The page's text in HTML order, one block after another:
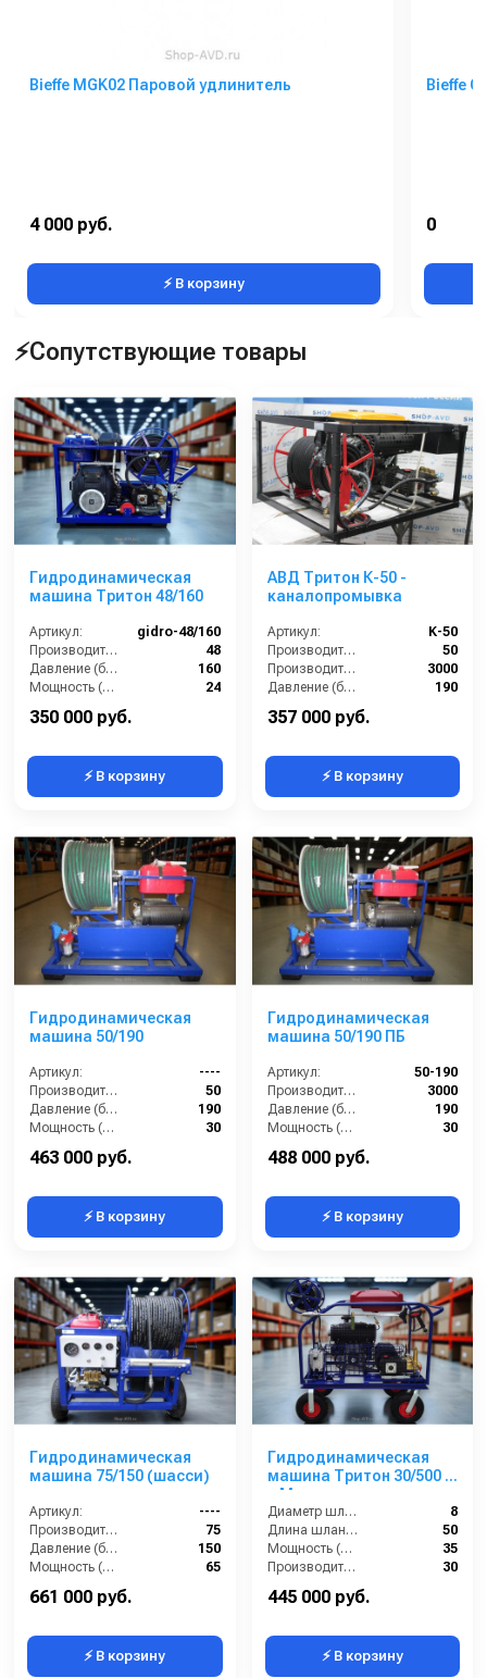
Bieffe MGK02 Паровой удлинитель
4 000 руб.
⚡ В корзину
Bieffe
0
⚡Сопутствующие товары
Гидродинамическая
машина Тритон 48/160
Артикул:
gidro-48/160
Производительность (л/мин):
48
Давление (бар):
160
Мощность (л.с.):
24
350 000 руб.
⚡ В корзину
АВД Тритон К-50 -
каналопромывка
Артикул:
K-50
Производительность (л/мин):
50
Производительность (л/ч):
3000
Давление (бар):
190
357 000 руб.
⚡ В корзину
Гидродинамическая
машина 50/190
Артикул:
----
Производительность (л/мин):
50
Давление (бар):
190
Мощность (л.с.):
30
463 000 руб.
⚡ В корзину
Гидродинамическая
машина 50/190 ПБ
Артикул:
50-190
Производительность (л/ч):
3000
Давление (бар):
190
Мощность (л.с.):
30
488 000 руб.
⚡ В корзину
Гидродинамическая
машина 75/150 (шасси)
Артикул:
----
Производительность (л/мин):
75
Давление (бар):
150
Мощность (л.с.):
65
661 000 руб.
⚡ В корзину
Гидродинамическая
машина Тритон 30/500 Б
+ Мотопомпа
Диаметр шланга (⌀) мм::
8
Длина шланга (м):
50
Мощность (л/с):
35
Производительность (л/мин):
30
445 000 руб.
⚡ В корзину